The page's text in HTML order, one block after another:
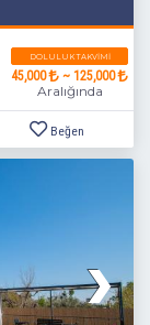
DOLULUK TAKVIMI
45,000 ~ 125,000
Aralığında